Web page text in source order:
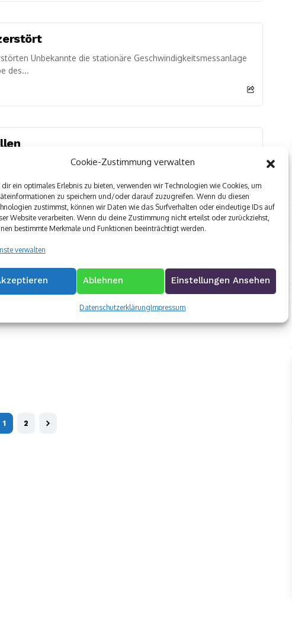
Cookie-Zustimmung verwalten
dir ein optimales Erlebnis zu bieten, verwenden wir Technologien wie Cookies, um
zu speichern und/oder darauf zuzugreifen. Wenn du diesen
zustimmst, können wir Daten wie das Surfverhalten oder eindeutige IDs auf
Website verarbeiten. Wenn du deine Zustimmung nicht erteilst oder zurückziehst,
bestimmte Merkmale und Funktionen beeinträchtigt werden.
verwalten
Ablehnen Einstellungen Ansehen
DatenschutzerklärungImpressum
Unbekannte die stationäre Geschwindigkeitsmessanlage
des...
Februar angekündigt, führte die Polizei in den letzten
1 2